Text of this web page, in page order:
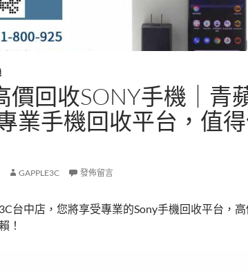
價回收SONY手機｜青
業手機回收平台，值
GAPPLE3C 發佈留言
台中店，您將享受專業的Sony手機回收平台，高
！